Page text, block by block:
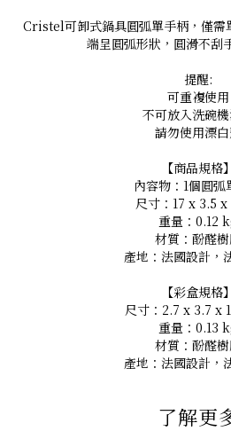
Cristel可卸式鍋具圓弧單手柄，僅需
端呈圓弧形狀，圓滑不刮
提醒:
可重複使用
不可放入洗碗
請勿使用漂
【商品規格】
內容物：1個圓弧
尺寸：17 x 3.5
重量：0.12
材質：酚醛
產地：法國設計，
【彩盒規格】
尺寸：2.7 x 3.7 x
重量：0.13
材質：酚醛
產地：法國設計，
了解更